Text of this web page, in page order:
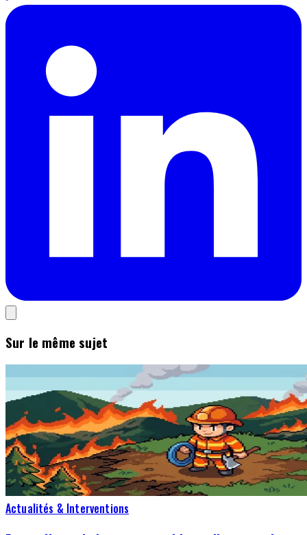
Sur le même sujet
Actualités & Interventions